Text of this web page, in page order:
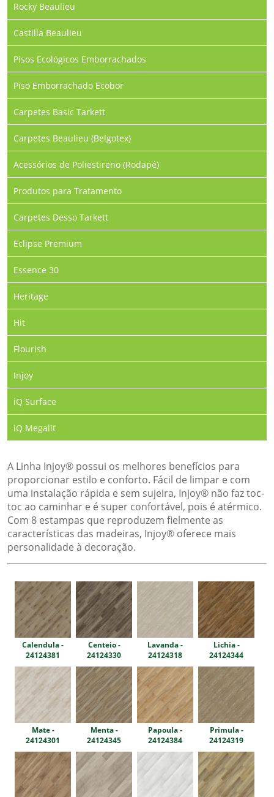
Rocky Beaulieu
Castilla Beaulieu
Pisos Ecológicos Emborrachados
Piso Emborrachado Ecobor
Carpetes Basic Tarkett
Carpetes Beaulieu (Belgotex)
Acessórios de Poliestireno (Rodapé)
Produtos para Tratamento
Carpetes Desso Tarkett
Eclipse Premium
Essence 30
Heritage
Hit
Flourish
Injoy
iQ Surface
iQ Megalit
A Linha Injoy® possui os melhores benefícios para
proporcionar estilo e conforto. Fácil de limpar e com
uma instalação rápida e sem sujeira, Injoy® não faz toc-
toc ao caminhar e é super confortável, pois é atérmico.
Com 8 estampas que reproduzem fielmente as
características das madeiras, Injoy® oferece mais
personalidade à decoração.
Calendula -
24124381
Centeio -
24124330
Lavanda -
24124318
Lichia -
24124344
Mate -
24124301
Menta -
24124345
Papoula -
24124384
Primula -
24124319